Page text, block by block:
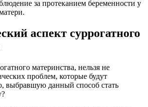
за протеканием беременности у
аспект суррогатного
материнства, нельзя не
проблем, которые будут
выбравшую данный способ стать